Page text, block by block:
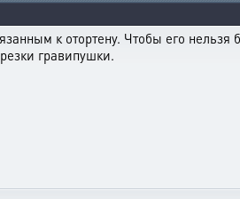
к отортену. Чтобы его нельзя
гравипушки.